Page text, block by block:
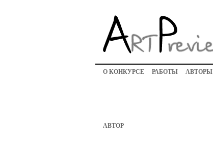
О КОНКУРСЕ РАБОТЫ АВТОРЫ
АВТОР